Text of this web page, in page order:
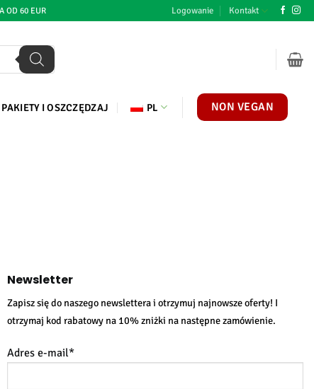
OD 60 EUR Logowanie Kontakt
PAKIETY I OSZCZĘDZAJ PL NON VEGAN
Newsletter
Zapisz się do naszego newslettera i otrzymuj najnowsze oferty! I
otrzymaj kod rabatowy na 10% zniżki na następne zamówienie.
Adres e-mail*